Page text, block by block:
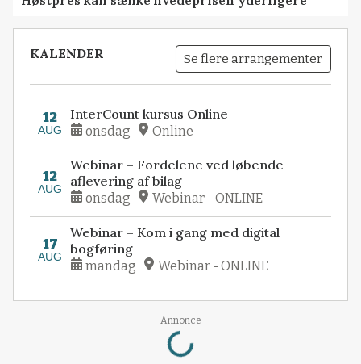
KALENDER Se flere arrangementer
12
AUG
InterCount kursus Online
onsdag Online
12
AUG
Webinar – Fordelene ved løbende
aflevering af bilag
onsdag Webinar - ONLINE
17
AUG
Webinar – Kom i gang med digital
bogføring
mandag Webinar - ONLINE
Annonce
Loading...